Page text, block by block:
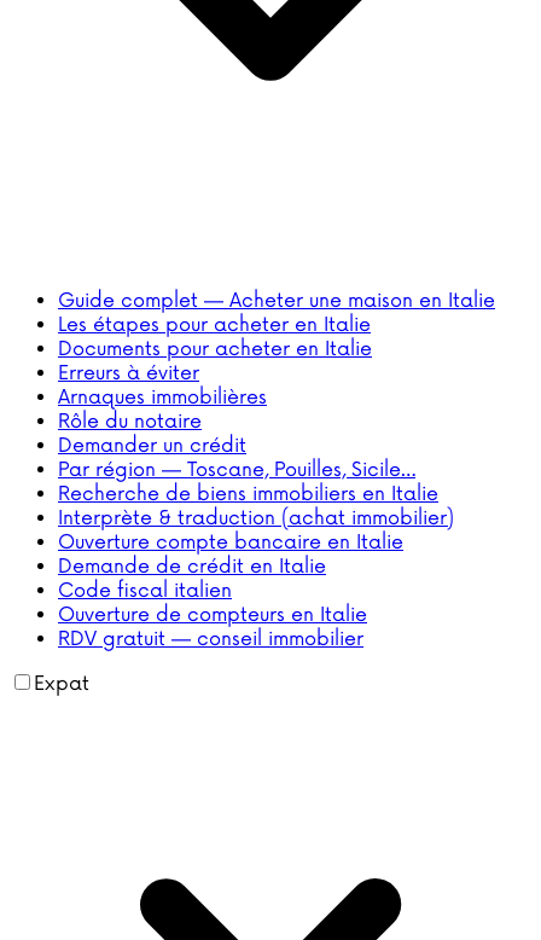
Guide complet — Acheter une maison en Italie
Les étapes pour acheter en Italie
Documents pour acheter en Italie
Erreurs à éviter
Arnaques immobilières
Rôle du notaire
Demander un crédit
Par région — Toscane, Pouilles, Sicile…
Recherche de biens immobiliers en Italie
Interprète & traduction (achat immobilier)
Ouverture compte bancaire en Italie
Demande de crédit en Italie
Code fiscal italien
Ouverture de compteurs en Italie
RDV gratuit — conseil immobilier
Expat